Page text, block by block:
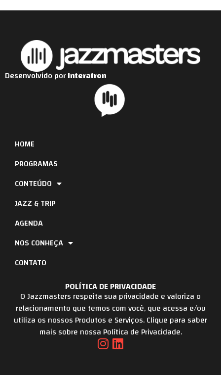
POLÍTICA DE PRIVACIDADE
O Jazzmasters respeita sua privacidade e valoriza o
relacionamento que temos com você, que acessa e/ou
utiliza os nossos Produtos e Serviços. Clique para saber
mais sobre nossa Política de Privacidade.
HOME
PROGRAMAS
CONTEÚDO
JAZZ & TRIP
AGENDA
NOS CONHEÇA
CONTATO
Desenvolvido porInteratron